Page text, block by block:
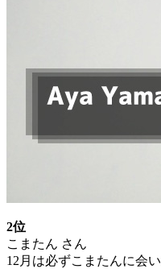
2位
こまたん さん
12月は必ずこまたんに会